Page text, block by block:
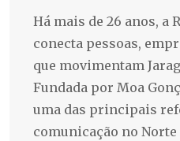
Há mais de 26 anos, a
conecta pessoas,
que movimentam
Fundada por Moa
uma das principais
comunicação no Norte